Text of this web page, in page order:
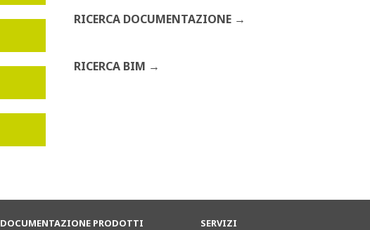
RICERCA DOCUMENTAZIONE
RICERCA BIM
DOCUMENTAZIONE PRODOTTI
SERVIZI